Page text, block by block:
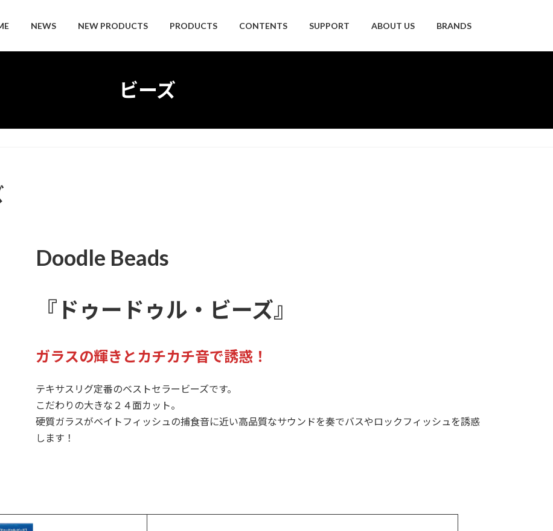
NEWS NEW PRODUCTS PRODUCTS CONTENTS SUPPORT ABOUT US BRANDS
ビーズ
Doodle Beads
『ドゥードゥル・ビーズ』
ガラスの輝きとカチカチ音で誘惑！
テキサスリグ定番のベストセラービーズです。
こだわりの大きな２４面カット。
硬質ガラスがベイトフィッシュの捕食音に近い高品質なサウンドを奏でバスやロックフィッシュを誘惑
します！